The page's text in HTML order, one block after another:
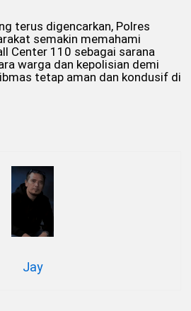
terus digencarkan, Polres
semakin memahami
Center 110 sebagai sarana
warga dan kepolisian demi
tetap aman dan kondusif di
Jay